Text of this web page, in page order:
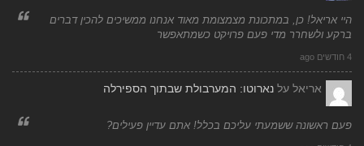
היי אריאל! כן, במתכונת מצמצומת מאוד אנחנו ממשיכים להכין דברים
ברקע ולשחרר מדי פעם פרויקט כשמתאפשר
4 חודשים ago
אריאל על נארוטו: המערבולת שבתוך הספירלה
פעם ראשונה ששמעתי עליכם בכלל! אתם עדיין פעילים?